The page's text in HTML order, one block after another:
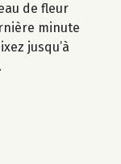
de fleur
minute
jusqu’à